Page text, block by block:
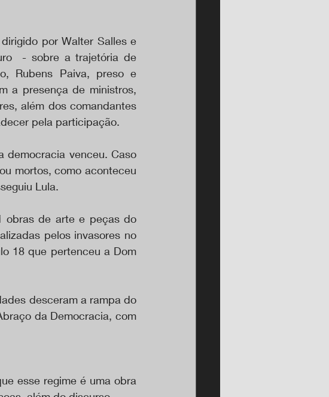
por Walter Salles e
- sobre a trajetória de
Rubens Paiva, preso e
a presença de ministros,
além dos comandantes
pela participação.
democracia venceu. Caso
mortos, como aconteceu
Lula.
obras de arte e peças do
pelos invasores no
18 que pertenceu a Dom
desceram a rampa do
da Democracia, com
esse regime é uma obra